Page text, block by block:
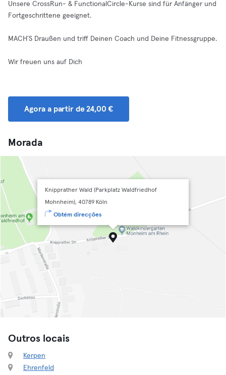
Unsere CrossRun- & FunctionalCircle-Kurse sind für Anfänger und
Fortgeschrittene geeignet.
MACH´S Draußen und triff Deinen Coach und Deine Fitnessgruppe.
Wir freuen uns auf Dich
Agora a partir de 24,00 €
Morada
Knipprather Wald (Parkplatz Waldfriedhof
Mohnheim), 40789 Köln
Obtém direcções
Outros locais
Kerpen
Ehrenfeld